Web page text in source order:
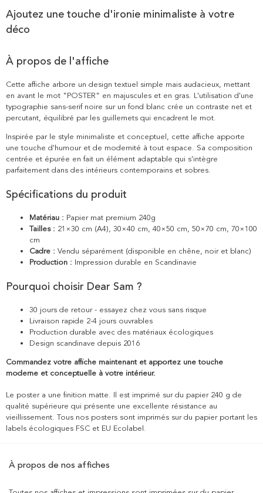
Ajoutez une touche d'ironie minimaliste à votre
déco
À propos de l'affiche
Cette affiche arbore un design textuel simple mais audacieux, mettant
en avant le mot "POSTER" en majuscules et en gras. L'utilisation d'une
typographie sans-serif noire sur un fond blanc crée un contraste net et
percutant, équilibré par les guillemets qui encadrent le mot.
Inspirée par le style minimaliste et conceptuel, cette affiche apporte
une touche d'humour et de modernité à tout espace. Sa composition
centrée et épurée en fait un élément adaptable qui s'intègre
parfaitement dans des intérieurs contemporains et sobres.
Spécifications du produit
Matériau : Papier mat premium 240g
Tailles : 21×30 cm (A4), 30×40 cm, 40×50 cm, 50×70 cm, 70×100
cm
Cadre : Vendu séparément (disponible en chêne, noir et blanc)
Production : Impression durable en Scandinavie
Pourquoi choisir Dear Sam ?
30 jours de retour - essayez chez vous sans risque
Livraison rapide 2-4 jours ouvrables
Production durable avec des matériaux écologiques
Design scandinave depuis 2016
Commandez votre affiche maintenant et apportez une touche
moderne et conceptuelle à votre intérieur.
Le poster a une finition matte. Il est imprimé sur du papier 240 g de
qualité supérieure qui présente une excellente résistance au
vieillissement. Tous nos posters sont imprimés sur du papier portant les
labels écologiques FSC et EU Ecolabel.
À propos de nos affiches